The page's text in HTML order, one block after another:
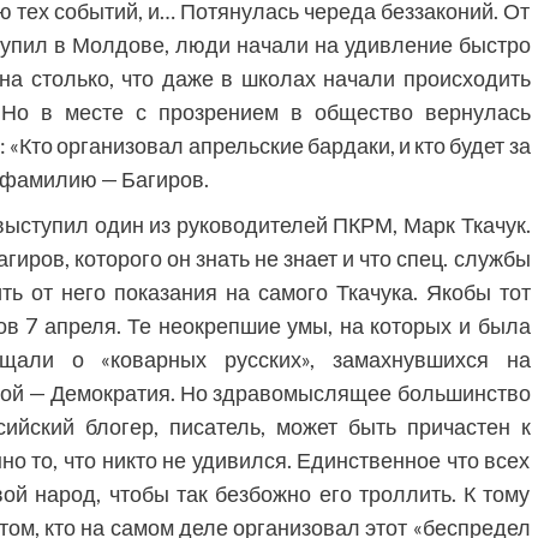
событий, и… Потянулась череда беззаконий. От
в Молдове, люди начали на удивление быстро
столько, что даже в школах начали происходить
Но в месте с прозрением в общество вернулась
организовал апрельские бардаки, и кто будет за
фамилию — Багиров.
один из руководителей ПКРМ, Марк Ткачук.
которого он знать не знает и что спец. службы
от него показания на самого Ткачука. Якобы тот
7 апреля. Те неокрепшие умы, на которых и была
о «коварных русских», замахнувшихся на
— Демократия. Но здравомыслящее большинство
блогер, писатель, может быть причастен к
то, что никто не удивился. Единственное что всех
народ, чтобы так безбожно его троллить. К тому
кто на самом деле организовал этот «беспредел